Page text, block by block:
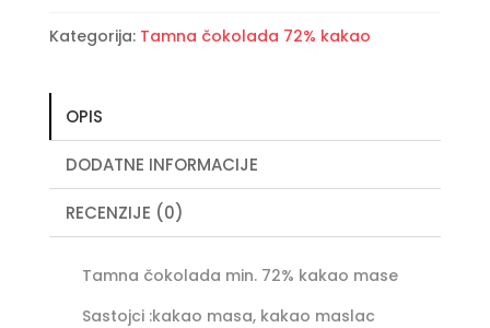
Kategorija: Tamna čokolada 72% kakao
OPIS
DODATNE INFORMACIJE
RECENZIJE (0)
Tamna čokolada min. 72% kakao mase
Sastojci :kakao masa, kakao maslac